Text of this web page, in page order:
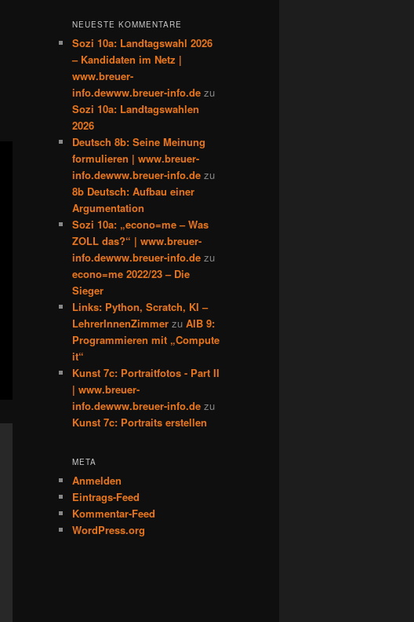
NEUESTE KOMMENTARE
Sozi 10a: Landtagswahl 2026
– Kandidaten im Netz |
www.breuer-
info.dewww.breuer-info.de zu
Sozi 10a: Landtagswahlen
2026
Deutsch 8b: Seine Meinung
formulieren | www.breuer-
info.dewww.breuer-info.de zu
8b Deutsch: Aufbau einer
Argumentation
Sozi 10a: „econo=me – Was
ZOLL das?“ | www.breuer-
info.dewww.breuer-info.de zu
econo=me 2022/23 – Die
Sieger
Links: Python, Scratch, KI –
LehrerInnenZimmer zu AIB 9:
Programmieren mit „Compute
it“
Kunst 7c: Portraitfotos - Part II
| www.breuer-
info.dewww.breuer-info.de zu
Kunst 7c: Portraits erstellen
META
Anmelden
Eintrags-Feed
Kommentar-Feed
WordPress.org